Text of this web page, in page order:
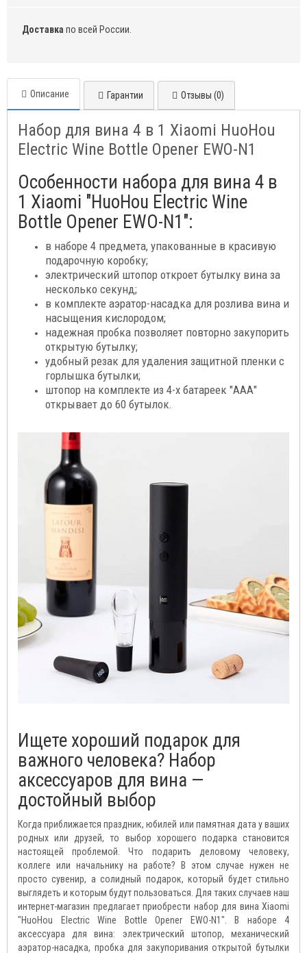
Доставка по всей России.
Описание Гарантии Отзывы (0)
Набор для вина 4 в 1 Xiaomi HuoHou
Electric Wine Bottle Opener EWO-N1
Особенности набора для вина 4 в
1 Xiaomi "HuoHou Electric Wine
Bottle Opener EWO-N1":
в наборе 4 предмета, упакованные в красивую
подарочную коробку;
электрический штопор откроет бутылку вина за
несколько секунд;
в комплекте аэратор-насадка для розлива вина и
насыщения кислородом;
надежная пробка позволяет повторно закупорить
открытую бутылку;
удобный резак для удаления защитной пленки с
горлышка бутылки;
штопор на комплекте из 4-х батареек "ААА"
открывает до 60 бутылок.
Ищете хороший подарок для
важного человека? Набор
аксессуаров для вина —
достойный выбор
Когда приближается праздник, юбилей или памятная дата у ваших
родных или друзей, то выбор хорошего подарка становится
настоящей проблемой. Что подарить деловому человеку,
коллеге или начальнику на работе? В этом случае нужен не
просто сувенир, а солидный подарок, который будет стильно
выглядеть и которым будут пользоваться. Для таких случаев наш
интернет-магазин предлагает приобрести набор для вина Xiaomi
"HuoHou Electric Wine Bottle Opener EWO-N1". В наборе 4
аксессуара для вина: электрический штопор, механический
аэратор-насадка, пробка для закупоривания открытой бутылки